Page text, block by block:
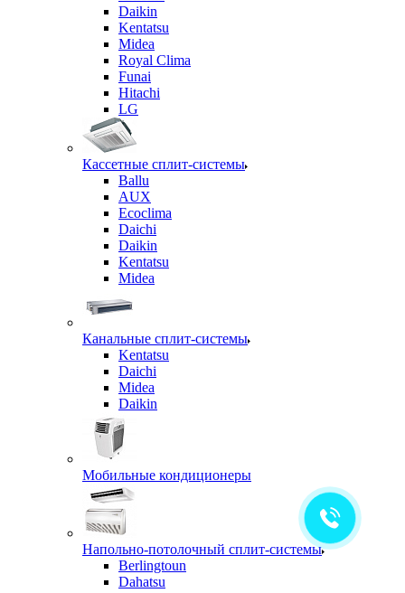
Daikin
Kentatsu
Midea
Royal Clima
Funai
Hitachi
LG
Кассетные сплит-системы
Ballu
AUX
Ecoclima
Daichi
Daikin
Kentatsu
Midea
Канальные сплит-системы
Kentatsu
Daichi
Midea
Daikin
Мобильные кондиционеры
Напольно-потолочный сплит-системы
Berlingtoun
Dahatsu